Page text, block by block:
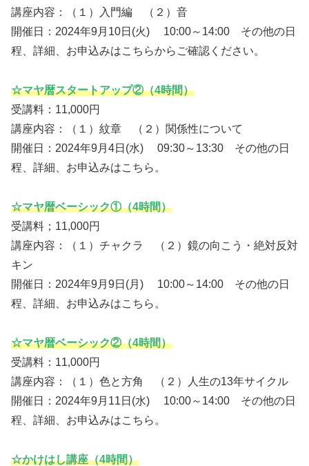
講座内容：（１）入門編 （２）音
開催日：2024年9月10日(火) 10:00～14:00 その他の日
程、詳細、お申込みはこちらからご確認ください。
☆マヤ暦スタートアップ②（4時間）
受講料：11,000円
講座内容：（１）紋章 （２）関係性について
開催日：2024年9月4日(水) 09:30～13:30 その他の日
程、詳細、お申込みはこちら。
☆マヤ暦ベーシック①（4時間）
受講料；11,000円
講座内容：（１）チャクラ （２）鏡の向こう・絶対反対
キン
開催日：2024年9月9日(月) 10:00～14:00 その他の日
程、詳細、お申込みはこちら。
☆マヤ暦ベーシック②（4時間）
受講料：11,000円
講座内容：（１）色と方角 （２）人生の13年サイクル
開催日：2024年9月11日(水) 10:00～14:00 その他の日
程、詳細、お申込みはこちら。
☆かけはし講座（4時間）